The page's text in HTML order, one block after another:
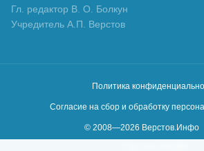
Гл. редактор В. О. Болкун
Учредитель А.П. Верстов
Политика
Согласие на сбор и обработку
© 2008—2026 Верстов.Инфо